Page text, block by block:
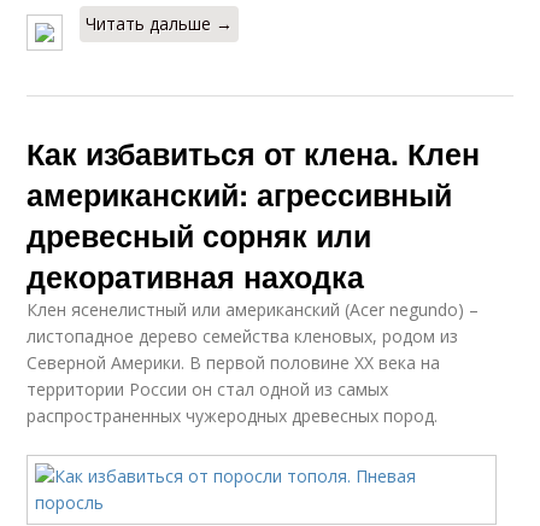
Читать дальше →
Как избавиться от клена. Клен
американский: агрессивный
древесный сорняк или
декоративная находка
Клен ясенелистный или американский (Acer negundo) –
листопадное дерево семейства кленовых, родом из
Северной Америки. В первой половине XX века на
территории России он стал одной из самых
распространенных чужеродных древесных пород.